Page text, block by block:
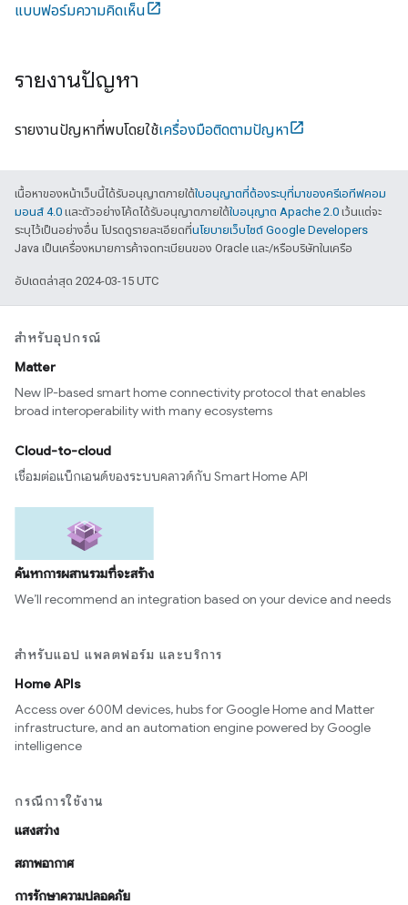
แบบฟอร์มความคิดเห็น
รายงานปัญหา
รายงานปัญหาที่พบโดยใช้เครื่องมือติดตามปัญหา
เนื้อหาของหน้าเว็บนี้ได้รับอนุญาตภายใต้ใบอนุญาตที่ต้องระบุที่มาของครีเอทีฟคอม
มอนส์ 4.0 และตัวอย่างโค้ดได้รับอนุญาตภายใต้ใบอนุญาต Apache 2.0 เว้นแต่จะ
ระบุไว้เป็นอย่างอื่น โปรดดูรายละเอียดที่นโยบายเว็บไซต์ Google Developers
Java เป็นเครื่องหมายการค้าจดทะเบียนของ Oracle และ/หรือบริษัทในเครือ
อัปเดตล่าสุด 2024-03-15 UTC
สำหรับอุปกรณ์
Matter
New IP-based smart home connectivity protocol that enables
broad interoperability with many ecosystems
Cloud-to-cloud
เชื่อมต่อแบ็กเอนด์ของระบบคลาวด์กับ Smart Home API
ค้นหาการผสานรวมที่จะสร้าง
We’ll recommend an integration based on your device and needs
สำหรับแอป แพลตฟอร์ม และบริการ
Home APIs
Access over 600M devices, hubs for Google Home and Matter
infrastructure, and an automation engine powered by Google
intelligence
กรณีการใช้งาน
แสงสว่าง
สภาพอากาศ
การรักษาความปลอดภัย